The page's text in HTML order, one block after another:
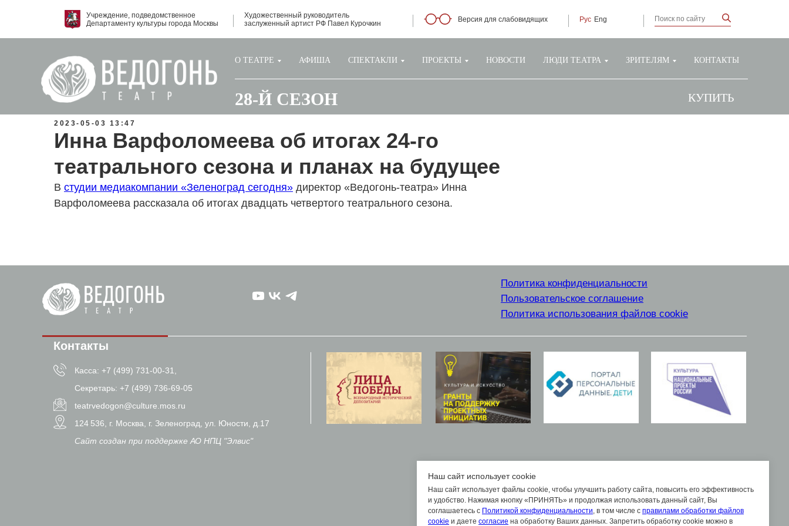
Учреждение, подведомственное
Департаменту культуры города Москвы
Художественный руководитель
заслуженный артист РФ Павел Курочкин
Версия для слабовидящих Рус Eng
О ТЕАТРЕ АФИША СПЕКТАКЛИ ПРОЕКТЫ НОВОСТИ ЛЮДИ ТЕАТРА ЗРИТЕЛЯМ КОНТАКТЫ
28-Й СЕЗОН КУПИТЬ
Наш сайт использует cookie
Наш сайт использует файлы cookie, чтобы улучшить работу сайта, повысить его эффективность
и удобство. Нажимая кнопку «ПРИНЯТЬ» и продолжая использовать данный сайт, Вы
соглашаетесь с Политикой конфиденциальности, в том числе с правилами обработки файлов
cookie и даете согласие на обработку Ваших данных. Запретить обработку cookie можно в
2023-05-03 13:47
Инна Варфоломеева об итогах 24-го
театрального сезона и планах на будущее
В студии медиакомпании «Зеленоград сегодня» директор «Ведогонь-театра» Инна
Варфоломеева рассказала об итогах двадцать четвертого театрального сезона.
Контакты
Касса: +7 (499) 731-00-31,
Секретарь: +7 (499) 736-69-05
teatrvedogon@culture.mos.ru
124 536, г. Москва, г. Зеленоград, ул. Юности, д.17
Сайт создан при поддержке АО НПЦ "Элвис"
Политика конфиденциальности
Пользовательское соглашение
Политика использования файлов cookie